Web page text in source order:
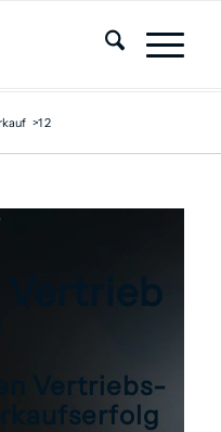
12
>
Vertrieb
Vertriebs­